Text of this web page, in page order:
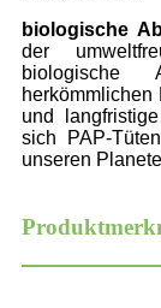
biologische
der
biologische
und
sich PAP-
unseren